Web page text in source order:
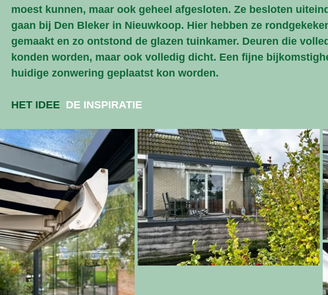
moest kunnen, maar ook geheel afgesloten. Ze besloten
gaan bij Den Bleker in Nieuwkoop. Hier hebben ze
gemaakt en zo ontstond de glazen tuinkamer. Deuren die
konden worden, maar ook volledig dicht. Een fijne
huidige zonwering geplaatst kon worden.
HET IDEE DE INSPIRATIE